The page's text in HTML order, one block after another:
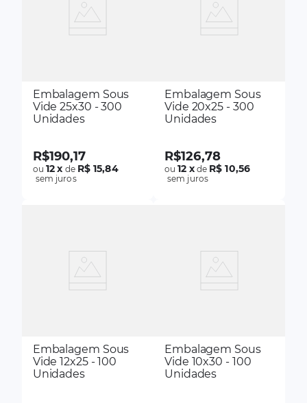
Embalagem Sous
Vide 25x30 - 300
Unidades
R$190,17
ou12x de R$ 15,84
sem juros
Embalagem Sous
Vide 20x25 - 300
Unidades
R$126,78
ou12 xde R$ 10,56
sem juros
Embalagem Sous
Vide 12x25 - 100
Unidades
Embalagem Sous
Vide 10x30 - 100
Unidades